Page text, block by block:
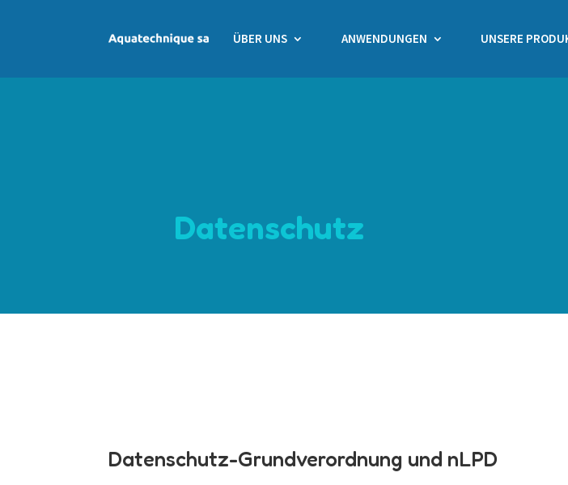
ÜBER UNS ANWENDUNGEN UNSERE
Datenschutz
Datenschutz-Grundverordnung und nLPD